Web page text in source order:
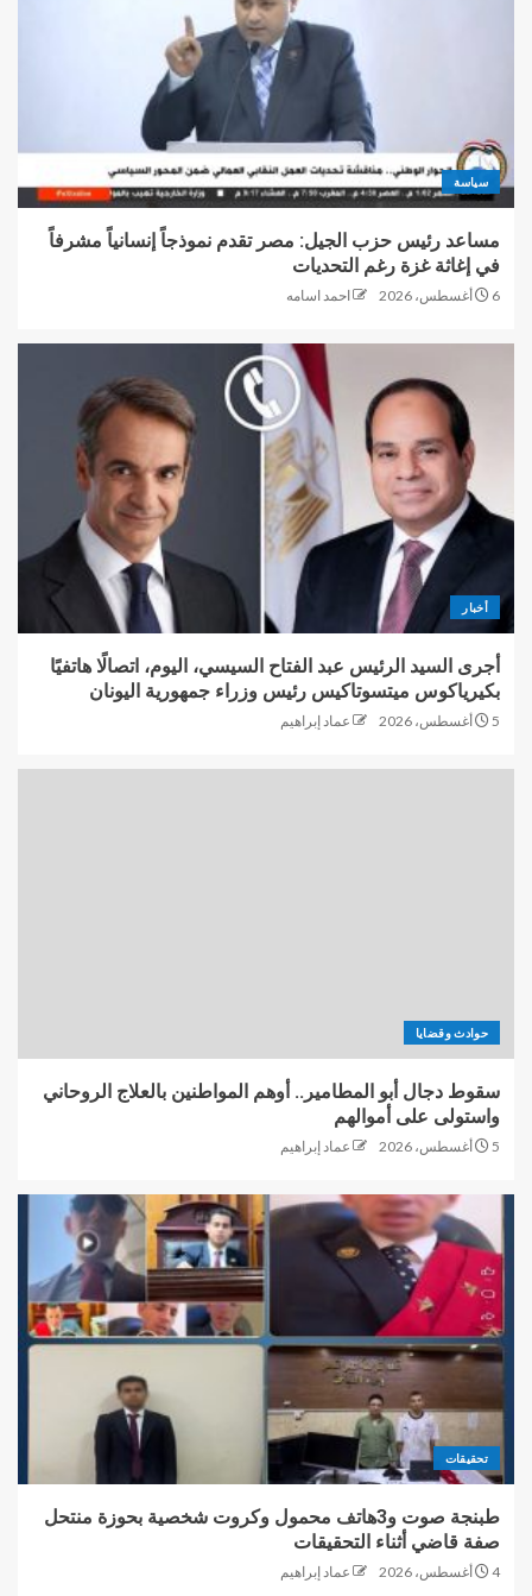
سياسة
مساعد رئيس حزب الجيل: مصر تقدم نموذجاً إنسانياً مشرفاً
في إغاثة غزة رغم التحديات
6 أغسطس، 2026 احمد اسامه
أخبار
أجرى السيد الرئيس عبد الفتاح السيسي، اليوم، اتصالًا هاتفيًا
بكيرياكوس ميتسوتاكيس رئيس وزراء جمهورية اليونان
5 أغسطس، 2026 عماد إبراهيم
حوادث وقضايا
سقوط دجال أبو المطامير.. أوهم المواطنين بالعلاج الروحاني
واستولى على أموالهم
5 أغسطس، 2026 عماد إبراهيم
تحقيقات
طبنجة صوت و3هاتف محمول وكروت شخصية بحوزة منتحل
صفة قاضي أثناء التحقيقات
4 أغسطس، 2026 عماد إبراهيم